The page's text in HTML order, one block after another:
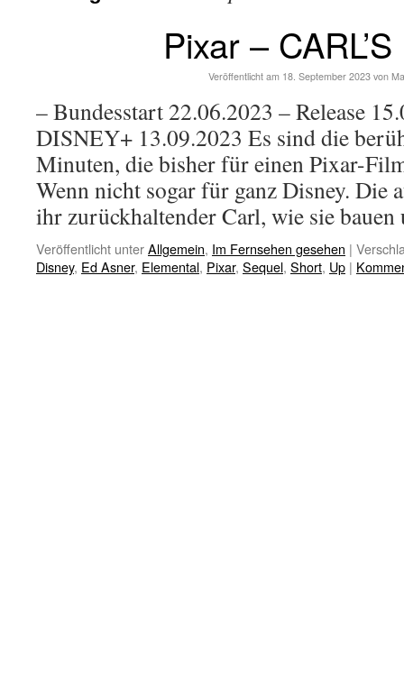
Pixar –
Veröffentlicht am 18. September 2023 von
– Bundesstart 22.06.2023 – Release
DISNEY+ 13.09.2023 Es sind die
Minuten, die bisher für einen Pixar-
Wenn nicht sogar für ganz Disney. Die
ihr zurückhaltender Carl, wie sie
Veröffentlicht unterAllgemein, Im Fernsehen gesehen |
Disney, Ed Asner, Elemental, Pixar, Sequel, Short, Up |